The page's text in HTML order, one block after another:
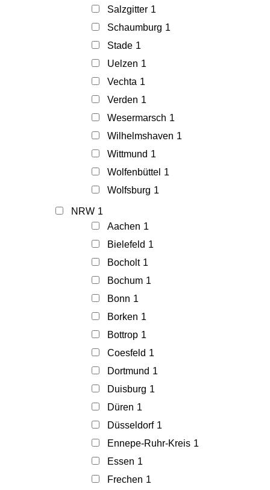
Salzgitter 1
Schaumburg 1
Stade 1
Uelzen 1
Vechta 1
Verden 1
Wesermarsch 1
Wilhelmshaven 1
Wittmund 1
Wolfenbüttel 1
Wolfsburg 1
NRW 1
Aachen 1
Bielefeld 1
Bocholt 1
Bochum 1
Bonn 1
Borken 1
Bottrop 1
Coesfeld 1
Dortmund 1
Duisburg 1
Düren 1
Düsseldorf 1
Ennepe-Ruhr-Kreis 1
Essen 1
Frechen 1